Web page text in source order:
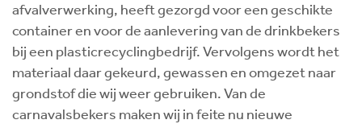
afvalverwerking, heeft gezorgd voor een geschikte
container en voor de aanlevering van de drinkbekers
bij een plasticrecyclingbedrijf. Vervolgens wordt het
materiaal daar gekeurd, gewassen en omgezet naar
grondstof die wij weer gebruiken. Van de
carnavalsbekers maken wij in feite nu nieuwe